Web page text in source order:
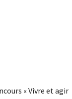
« Vivre et agir